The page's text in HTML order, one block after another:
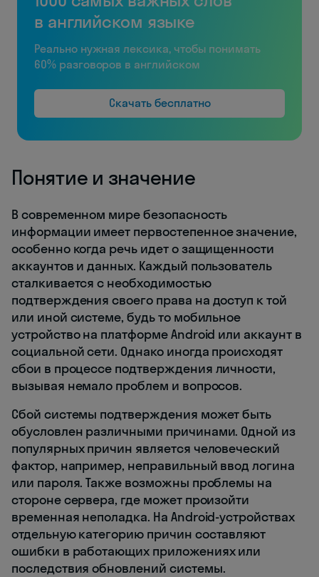
в английском языке
Реально нужная лексика, чтобы понимать
60% разговоров в английском
Скачать бесплатно
Понятие и значение
В современном мире безопасность
информации имеет первостепенное значение,
особенно когда речь идет о защищенности
аккаунтов и данных. Каждый пользователь
сталкивается с необходимостью
подтверждения своего права на доступ к той
или иной системе, будь то мобильное
устройство на платформе Android или аккаунт в
социальной сети. Однако иногда происходят
сбои в процессе подтверждения личности,
вызывая немало проблем и вопросов.
Сбой системы подтверждения может быть
обусловлен различными причинами. Одной из
популярных причин является человеческий
фактор, например, неправильный ввод логина
или пароля. Также возможны проблемы на
стороне сервера, где может произойти
временная неполадка. На Android-устройствах
отдельную категорию причин составляют
ошибки в работающих приложениях или
последствия обновлений системы.